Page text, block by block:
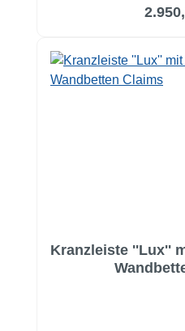
Kranzleiste ''Lux''